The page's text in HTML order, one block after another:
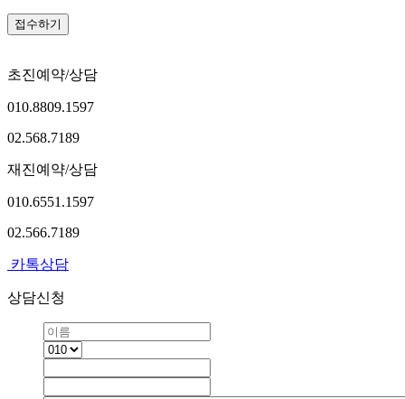
접수하기
초진예약/상담
010.8809.1597
02.568.7189
재진예약/상담
010.6551.1597
02.566.7189
카톡상담
상담신청